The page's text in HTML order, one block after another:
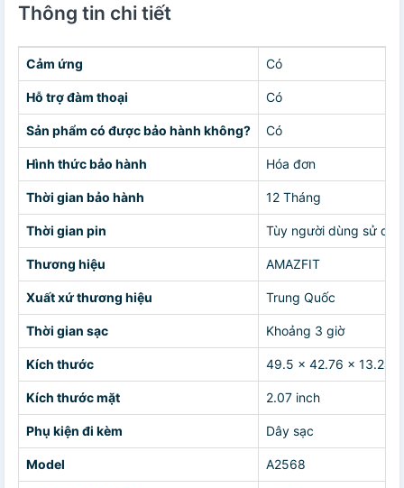
Thông tin chi tiết
Cảm ứng Có
Hỗ trợ đàm thoại Có
Sản phẩm có được bảo hành không? Có
Hình thức bảo hành Hóa đơn
Thời gian bảo hành 12 Tháng
Thời gian pin Tùy người dùng sử
Thương hiệu AMAZFIT
Xuất xứ thương hiệu Trung Quốc
Thời gian sạc Khoảng 3 giờ
Kích thước 49.5 x 42.76 x 13.24
Kích thước mặt 2.07 inch
Phụ kiện đi kèm Dây sạc
Model A2568